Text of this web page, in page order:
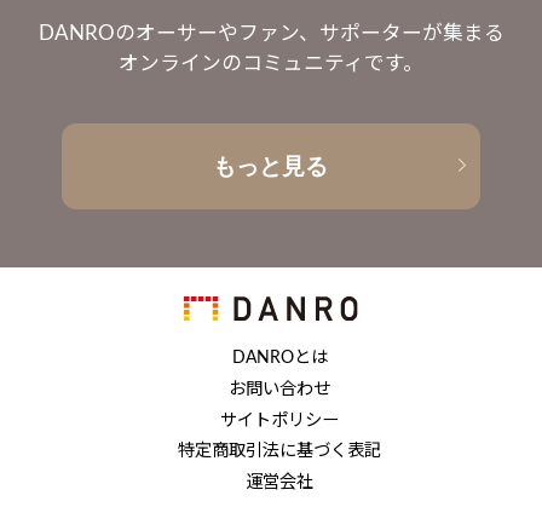
DANROのオーサーやファン、サポーターが集まる
オンラインのコミュニティです。
もっと見る
DANROとは
お問い合わせ
サイトポリシー
特定商取引法に基づく表記
運営会社